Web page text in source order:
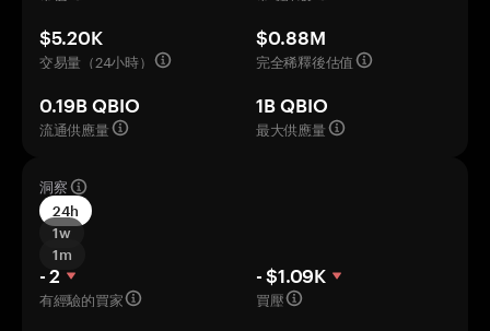
$5.20K
交易量（24小時）
$0.88M
完全稀釋後估值
0.19B QBIO
流通供應量
1B QBIO
最大供應量
洞察
24h
1w
1m
- 2
有經驗的買家
- $1.09K
買壓